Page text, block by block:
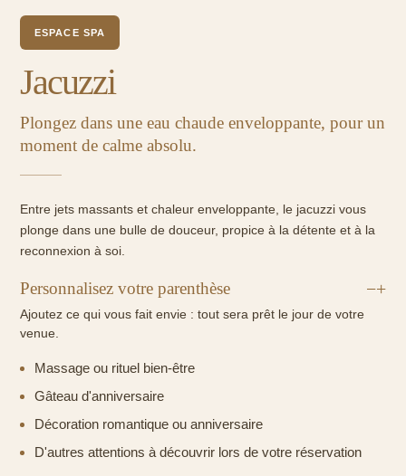
ESPACE SPA
Jacuzzi
Plongez dans une eau chaude enveloppante, pour un
moment de calme absolu.
Entre jets massants et chaleur enveloppante, le jacuzzi vous
plonge dans une bulle de douceur, propice à la détente et à la
reconnexion à soi.
Personnalisez votre parenthèse +
Ajoutez ce qui vous fait envie : tout sera prêt le jour de votre
venue.
Massage ou rituel bien-être
Gâteau d'anniversaire
Décoration romantique ou anniversaire
D'autres attentions à découvrir lors de votre réservation